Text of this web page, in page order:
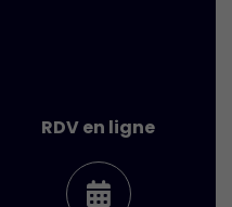
RDV en ligne